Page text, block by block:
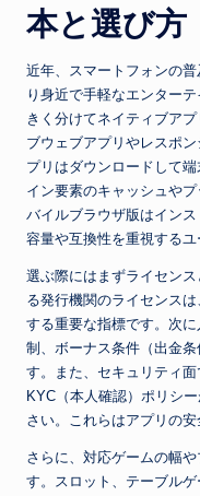
本と選び方
近年、スマートフォンの普
り身近で手軽なエンター
きく分けてネイティブア
ブウェブアプリやレスポ
プリはダウンロードして
イン要素のキャッシュや
バイルブラウザ版はインス
容量や互換性を重視するユ
選ぶ際にはまずライセン
る発行機関のライセンス
する重要な指標です。次
制、ボーナス条件（出金
す。また、セキュリティ
KYC（本人確認）ポリシ
さい。これらはアプリの安
さらに、対応ゲームの幅
す。スロット、テーブル